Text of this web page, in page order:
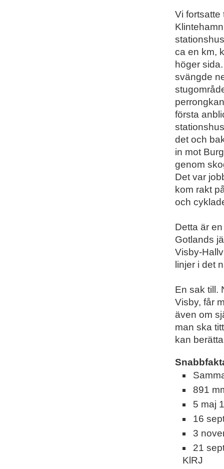
Vi fortsatte
ca en km,
höger
svängde
första
det och
in mot
genom
Det var
kom rakt
och
Detta är
Gotlands
Visby-
linjer i det
En sak till.
Visby, får
även om
man ska
kan
891
5 maj
16
3
21
KlRJ